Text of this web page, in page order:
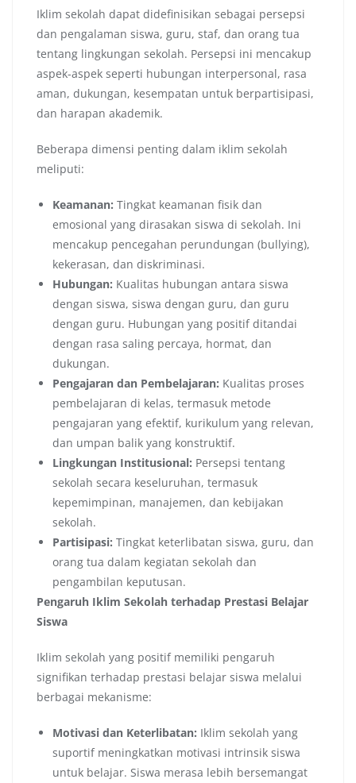
Iklim sekolah dapat didefinisikan sebagai persepsi
dan pengalaman siswa, guru, staf, dan orang tua
tentang lingkungan sekolah. Persepsi ini mencakup
aspek-aspek seperti hubungan interpersonal, rasa
aman, dukungan, kesempatan untuk berpartisipasi,
dan harapan akademik.
Beberapa dimensi penting dalam iklim sekolah
meliputi:
Keamanan: Tingkat keamanan fisik dan
emosional yang dirasakan siswa di sekolah. Ini
mencakup pencegahan perundungan (bullying),
kekerasan, dan diskriminasi.
Hubungan: Kualitas hubungan antara siswa
dengan siswa, siswa dengan guru, dan guru
dengan guru. Hubungan yang positif ditandai
dengan rasa saling percaya, hormat, dan
dukungan.
Pengajaran dan Pembelajaran: Kualitas proses
pembelajaran di kelas, termasuk metode
pengajaran yang efektif, kurikulum yang relevan,
dan umpan balik yang konstruktif.
Lingkungan Institusional: Persepsi tentang
sekolah secara keseluruhan, termasuk
kepemimpinan, manajemen, dan kebijakan
sekolah.
Partisipasi: Tingkat keterlibatan siswa, guru, dan
orang tua dalam kegiatan sekolah dan
pengambilan keputusan.
Pengaruh Iklim Sekolah terhadap Prestasi Belajar
Siswa
Iklim sekolah yang positif memiliki pengaruh
signifikan terhadap prestasi belajar siswa melalui
berbagai mekanisme:
Motivasi dan Keterlibatan: Iklim sekolah yang
suportif meningkatkan motivasi intrinsik siswa
untuk belajar. Siswa merasa lebih bersemangat